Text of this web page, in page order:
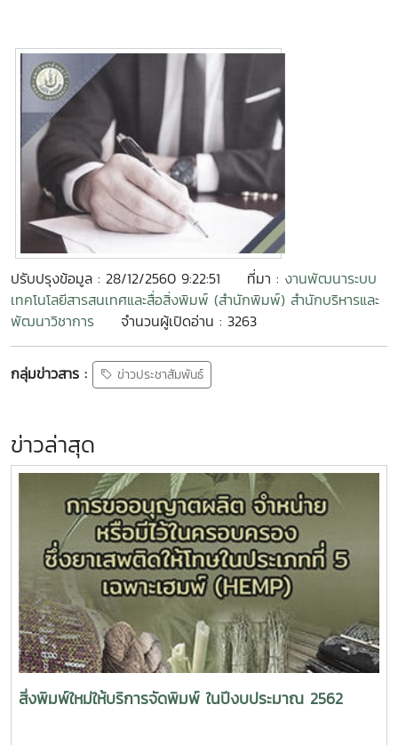
ปรับปรุงข้อมูล : 28/12/2560 9:22:51 ที่มา : งานพัฒนาระบบ
เทคโนโลยีสารสนเทศและสื่อสิ่งพิมพ์ (สำนักพิมพ์) สำนักบริหารและ
พัฒนาวิชาการ
จำนวนผู้เปิดอ่าน : 3263
กลุ่มข่าวสาร : ข่าวประชาสัมพันธ์
ข่าวล่าสุด
สิ่งพิมพ์ใหม่ให้บริการจัดพิมพ์ ในปีงบประมาณ 2562